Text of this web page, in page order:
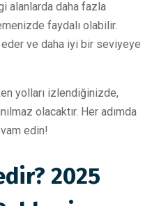
alanlarda daha fazla
faydalı olabilir.
ve daha iyi bir seviyeye
yolları izlendiğinizde,
olacaktır. Her adımda
edin!
2025